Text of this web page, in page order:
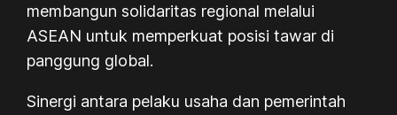
membangun solidaritas regional melalui
ASEAN untuk memperkuat posisi tawar di
panggung global.
Sinergi antara pelaku usaha dan pemerintah